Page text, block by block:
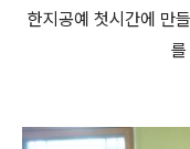
한지공예 첫시간에 만